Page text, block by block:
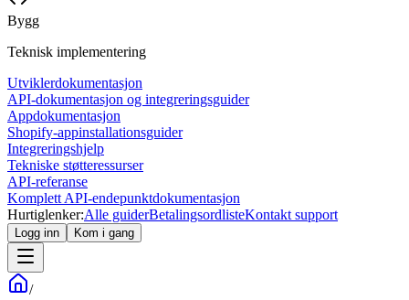
Bygg
Teknisk implementering
Utviklerdokumentasjon
API-dokumentasjon og integreringsguider
Appdokumentasjon
Shopify-appinstallationsguider
Integreringshjelp
Tekniske støtteressurser
API-referanse
Komplett API-endepunktdokumentasjon
Hurtiglenker:Alle guiderBetalingsordlisteKontakt support
Logg inn Kom i gang
/